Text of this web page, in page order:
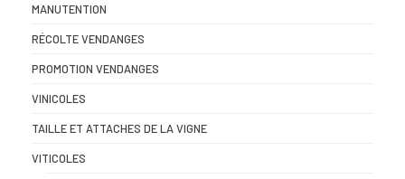
MANUTENTION
RÉCOLTE VENDANGES
PROMOTION VENDANGES
VINICOLES
TAILLE ET ATTACHES DE LA VIGNE
VITICOLES